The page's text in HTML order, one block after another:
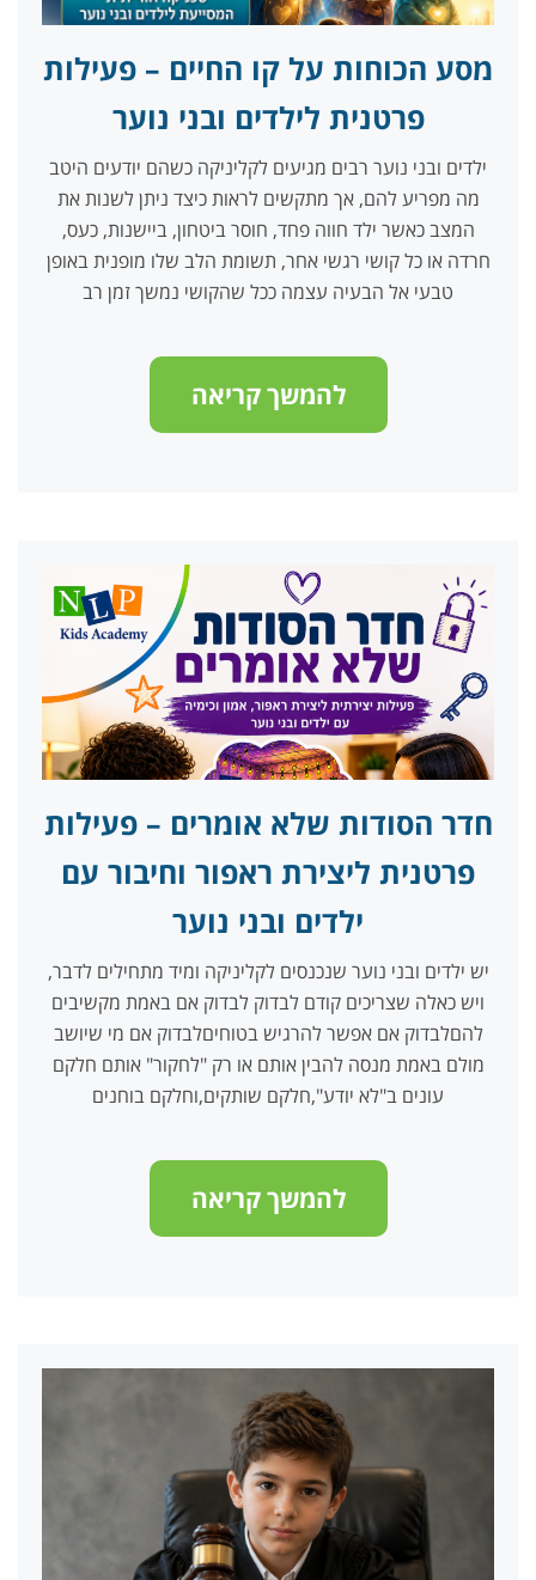
מסע הכוחות על קו החיים – פעילות
פרטנית לילדים ובני נוער
ילדים ובני נוער רבים מגיעים לקליניקה כשהם יודעים היטב
מה מפריע להם, אך מתקשים לראות כיצד ניתן לשנות את
המצב כאשר ילד חווה פחד, חוסר ביטחון, ביישנות, כעס,
חרדה או כל קושי רגשי אחר, תשומת הלב שלו מופנית באופן
טבעי אל הבעיה עצמה ככל שהקושי נמשך זמן רב
להמשך קריאה
חדר הסודות שלא אומרים – פעילות
פרטנית ליצירת ראפור וחיבור עם
ילדים ובני נוער
יש ילדים ובני נוער שנכנסים לקליניקה ומיד מתחילים לדבר,
ויש כאלה שצריכים קודם לבדוק לבדוק אם באמת מקשיבים
להםלבדוק אם אפשר להרגיש בטוחיםלבדוק אם מי שיושב
מולם באמת מנסה להבין אותם או רק "לחקור" אותם חלקם
עונים ב"לא יודע",חלקם שותקים,וחלקם בוחנים
להמשך קריאה